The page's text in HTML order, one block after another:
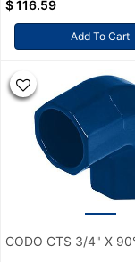
$116.59
Add To Cart
CODO CTS 3/4" X